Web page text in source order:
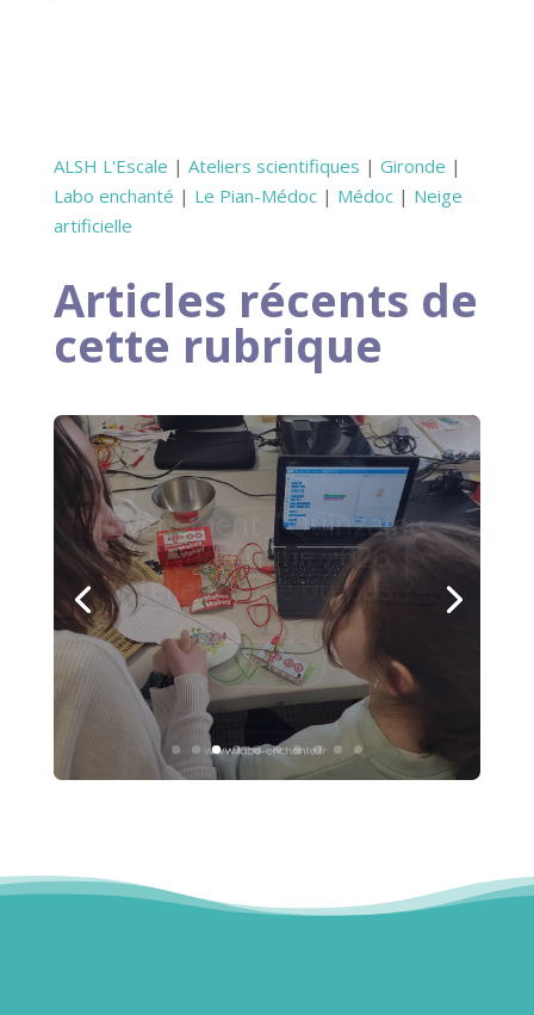
ALSH L'Escale | Ateliers scientifiques | Gironde |
Labo enchanté | Le Pian-Médoc| Médoc| Neige
artificielle
Articles récents de
cette rubrique
Photos | Ateliers Livre
animé | Salon du livre
de Ludon-Médoc
Lire plus